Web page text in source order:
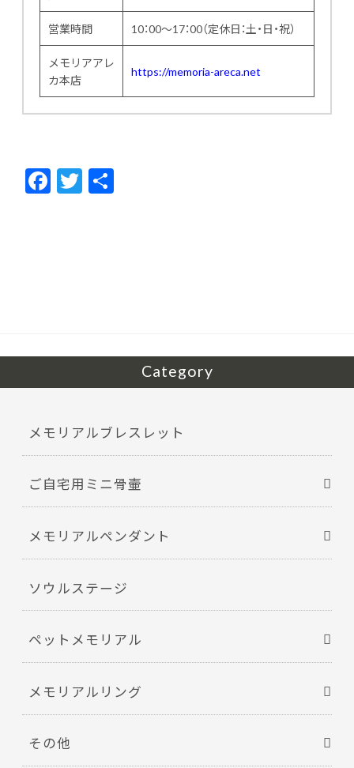
営業時間 10：00～17：00（定休日：土・日・祝）
メモリアアレ
カ本店
https://memoria-areca.net
F
ac
T
w
Category
メモリアルブレスレット
ご自宅用ミニ骨壷
メモリアルペンダント
ソウルステージ
ペットメモリアル
メモリアルリング
その他